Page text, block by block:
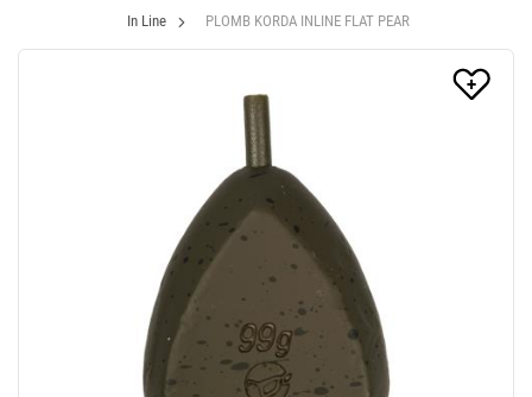
In Line
PLOMB KORDA INLINE FLAT PEAR